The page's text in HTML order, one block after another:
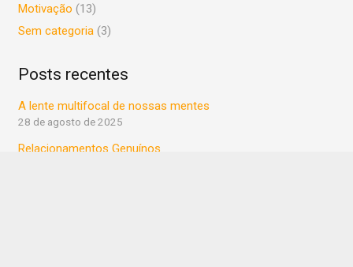
Motivação (13)
Sem categoria(3)
Posts recentes
A lente multifocal de nossas mentes
28 de agosto de 2025
Relacionamentos Genuínos